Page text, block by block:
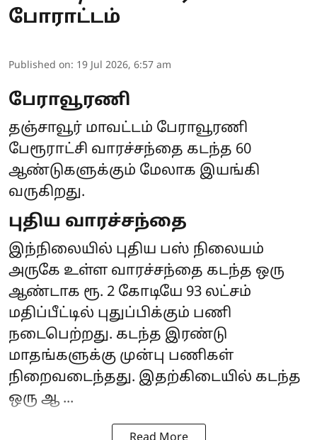
போராட்டம்
Published on: 19 Jul 2026, 6:57 am
பேராவூரணி
தஞ்சாவூர் மாவட்டம் பேராவூரணி
பேரூராட்சி வாரச்சந்தை கடந்த 60
ஆண்டுகளுக்கும் மேலாக இயங்கி
வருகிறது.
புதிய வாரச்சந்தை
இந்நிலையில் புதிய பஸ் நிலையம்
அருகே உள்ள வாரச்சந்தை கடந்த ஒரு
ஆண்டாக ரூ. 2 கோடியே 93 லட்சம்
மதிப்பீட்டில் புதுப்பிக்கும் பணி
நடைபெற்றது. கடந்த இரண்டு
மாதங்களுக்கு முன்பு பணிகள்
நிறைவடைந்தது. இதற்கிடையில் கடந்த
ஒரு ஆ ...